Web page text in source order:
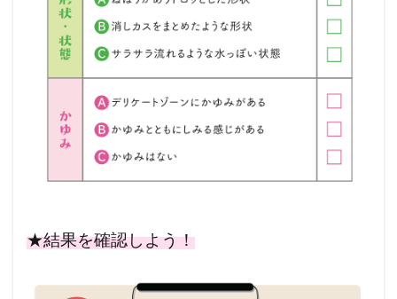
★結果を確認しよう！
みずもとレディースクリニック
ポートサイド女性総合クリニックビバリータ
たてレディスクリニック
ポートサイド女性総合クリニック ～ビバリータ～
フリーマガジン
ピル
にしだファミリークリニック
駅前三軒茶屋みずもとレディースクリニック